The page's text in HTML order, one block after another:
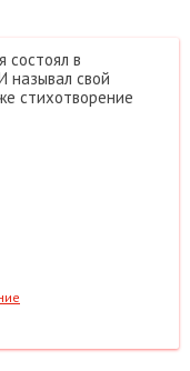
в
называл свой
стихотворение